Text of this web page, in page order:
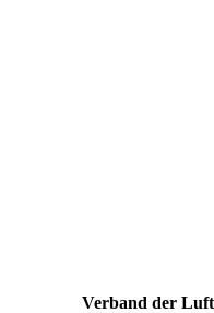
Verband der